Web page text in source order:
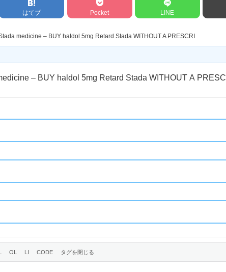
はてブ Pocket LINE
medicine – BUY haldol 5mg Retard Stada WITHOUT A PRESCRI
– BUY haldol 5mg Retard Stada WITHOUT A